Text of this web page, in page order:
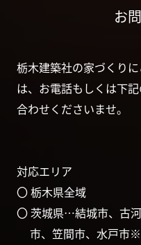
お
栃木建築社の家づくり
は、お電話もしくは下
合わせくださいませ。
対応エリア
〇 栃木県全域
〇 茨城県…結城市、古
市、笠間市、水戸市